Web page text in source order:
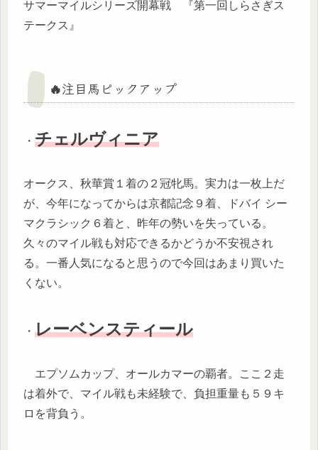
サマーマイルシリーズ開幕戦 『第一回しらさぎス
テークス』
🔥注目馬ピックアップ
・ チェルヴィニア
オークス、秋華賞１着の２冠牝馬。実力は一枚上だ
が、今年になってからは京都記念９着、ドバイ シー
マクラシック６着と、昨年の勢いを失っている。
久々のマイル戦も対応できるかどうか不安視され
る。一番人気になると思うので今回はあまり買いた
くない。
・ レーベンスティール
エプソムカップ、オールカマーの覇者。ここ２走
は着外で、マイル戦も未経験で、負担重量も５９キ
ロを背負う。